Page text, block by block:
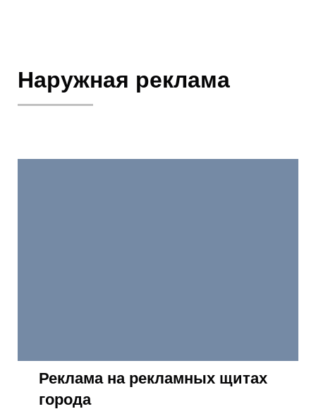
Наружная реклама
Реклама на рекламных щитах
города